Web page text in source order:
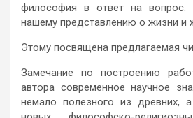
философия в ответ на вопрос:
нашему представлению о жизни и
Этому посвящена предлагаемая
Замечание по построению
автора современное научное
немало полезного из древних,